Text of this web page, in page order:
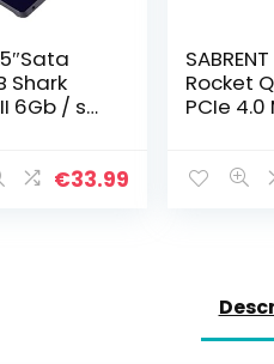
Shark
6Gb / s
€33.99
Rocket
PCIe 4.0
met